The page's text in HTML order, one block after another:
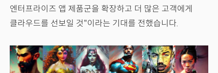
엔터프라이즈 앱 제품군을 확장하고 더 많은 고객에게
클라우드를 선보일 것"이라는 기대를 전했습니다.